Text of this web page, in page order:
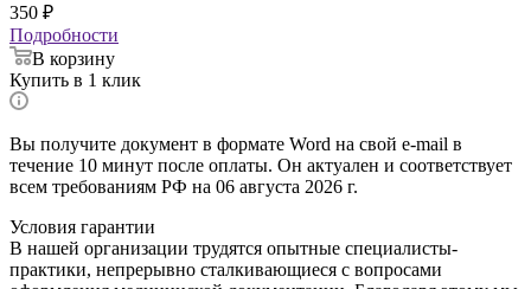
350 ₽
Подробности
В корзину
Купить в 1 клик
Вы получите документ в формате Word на свой e-mail в
течение 10 минут после оплаты. Он актуален и соответствует
всем требованиям РФ на 06 августа 2026 г.
Условия гарантии
В нашей организации трудятся опытные специалисты-
практики, непрерывно сталкивающиеся с вопросами